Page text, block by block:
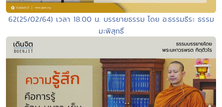
62(25/02/64) เวลา 18.00 น. บรรยายธรรม โดย อ.ธรรมธีระ ธรรม
มะพิสุทธิ์